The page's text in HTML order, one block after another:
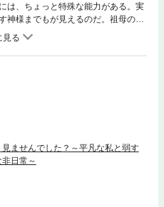
は、ちょっと特殊な能力がある。実
様までもが見えるのだ。祖母の教
る時から祖母の愛猫タマが守護霊と
。そりゃもう貧弱だった。道行く猫
知らぬ神社に行けば成仏させられそ
飛ばされるほど。五月は今日もま
営む鹿賀地家の兄弟・湊人と信也
常が歩み寄る……！？※こちらは
見ませんでした？～平凡な私と弱す
日常～